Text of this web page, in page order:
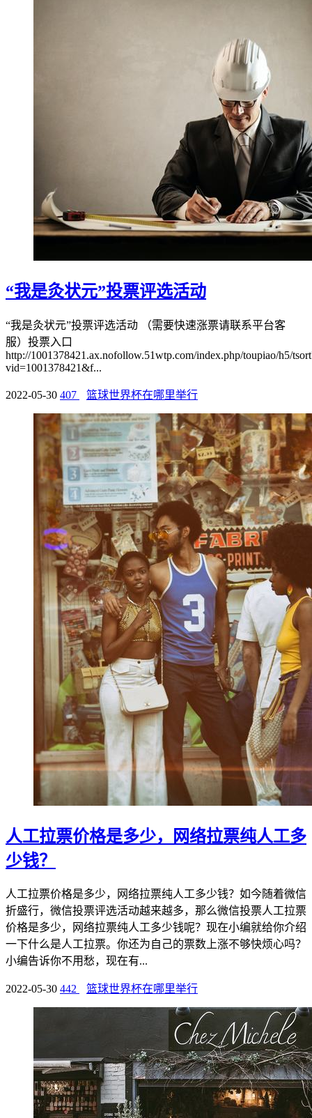
“我是灸状元”投票评选活动
“我是灸状元”投票评选活动 （需要快速涨票请联系平台客
服）投票入口
http://1001378421.ax.nofollow.51wtp.com/index.php/toupiao/h5/
vid=1001378421&f...
2022-05-30 407 篮球世界杯在哪里举行
人工拉票价格是多少，网络拉票纯人工多
少钱？
人工拉票价格是多少，网络拉票纯人工多少钱？如今随着微信
折盛行，微信投票评选活动越来越多，那么微信投票人工拉票
价格是多少，网络拉票纯人工多少钱呢？现在小编就给你介绍
一下什么是人工拉票。你还为自己的票数上涨不够快烦心吗？
小编告诉你不用愁，现在有...
2022-05-30 442 篮球世界杯在哪里举行